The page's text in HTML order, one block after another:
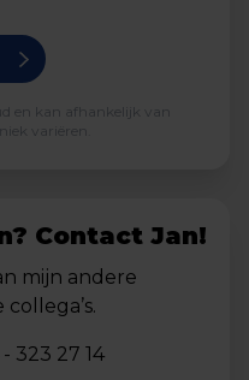
en kan afhankelijk van
variëren.
Contact Jan!
mijn andere
323 27 14